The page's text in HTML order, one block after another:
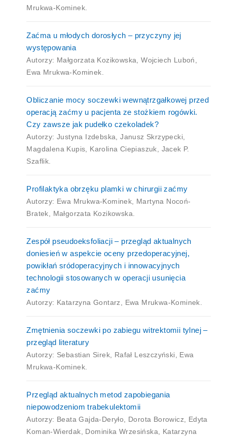
Mrukwa-Kominek.
Zaćma u młodych dorosłych – przyczyny jej
występowania
Autorzy: Małgorzata Kozikowska, Wojciech Luboń,
Ewa Mrukwa-Kominek.
Obliczanie mocy soczewki wewnątrzgałkowej przed
operacją zaćmy u pacjenta ze stożkiem rogówki.
Czy zawsze jak pudełko czekoladek?
Autorzy: Justyna Izdebska, Janusz Skrzypecki,
Magdalena Kupis, Karolina Ciepiaszuk, Jacek P.
Szaflik.
Profilaktyka obrzęku plamki w chirurgii zaćmy
Autorzy: Ewa Mrukwa-Kominek, Martyna Nocoń-
Bratek, Małgorzata Kozikowska.
Zespół pseudoeksfoliacji – przegląd aktualnych
doniesień w aspekcie oceny przedoperacyjnej,
powikłań sródoperacyjnych i innowacyjnych
technologii stosowanych w operacji usunięcia
zaćmy
Autorzy: Katarzyna Gontarz, Ewa Mrukwa-Kominek.
Zmętnienia soczewki po zabiegu witrektomii tylnej –
przegląd literatury
Autorzy: Sebastian Sirek, Rafał Leszczyński, Ewa
Mrukwa-Kominek.
Przegląd aktualnych metod zapobiegania
niepowodzeniom trabekulektomii
Autorzy: Beata Gajda-Deryło, Dorota Borowicz, Edyta
Koman-Wierdak, Dominika Wrzesińska, Katarzyna